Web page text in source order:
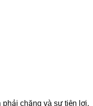
chăng và sự tiện lợi,